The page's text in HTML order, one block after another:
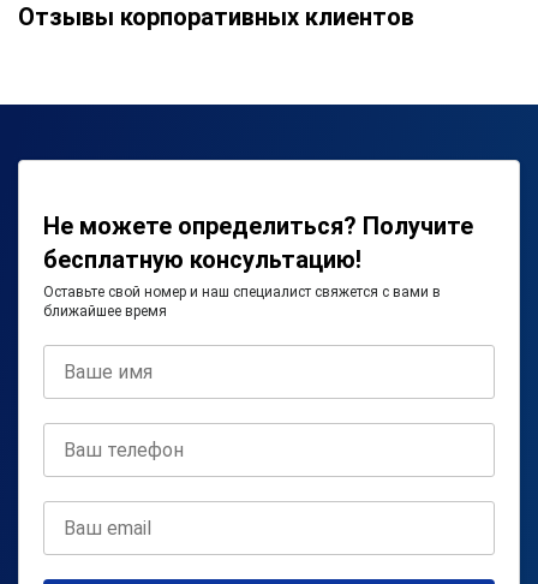
Отзывы корпоративных клиентов
Не можете определиться? Получите
бесплатную консультацию!
Оставьте свой номер и наш специалист свяжется с вами в
ближайшее время